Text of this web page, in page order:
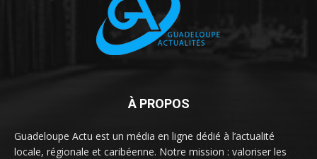
À PROPOS
Guadeloupe Actu est un média en ligne dédié à l’actualité
locale, régionale et caribéenne. Notre mission : valoriser les